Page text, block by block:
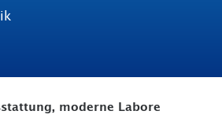
moderne Labore